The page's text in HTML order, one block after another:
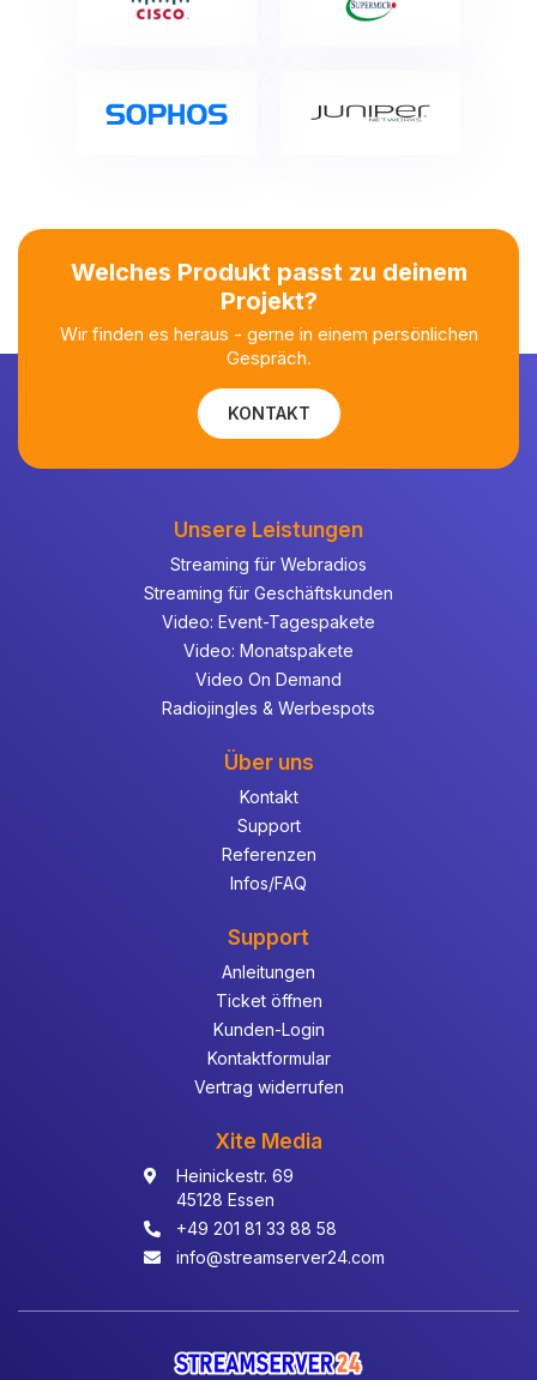
Welches Produkt passt zu deinem
Projekt?
Wir finden es heraus - gerne in einem persönlichen
Gespräch.
KONTAKT
Unsere Leistungen
Streaming für Webradios
Streaming für Geschäftskunden
Video: Event-Tagespakete
Video: Monatspakete
Video On Demand
Radiojingles & Werbespots
Über uns
Kontakt
Support
Referenzen
Infos/FAQ
Support
Anleitungen
Ticket öffnen
Kunden-Login
Kontaktformular
Vertrag widerrufen
Xite Media
Heinickestr. 69
45128 Essen
+49 201 81 33 88 58
info@streamserver24.com